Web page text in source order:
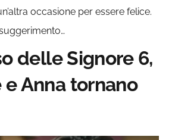
occasione per essere felice.
delle Signore 6,
Anna tornano